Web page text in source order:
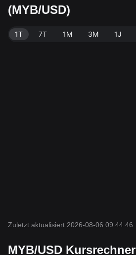
(MYB/USD)
1T 7T 1M 3M 1J
Zuletzt aktualisiert 2026-08-06 09:44:46
MYB/USD Kursrechner